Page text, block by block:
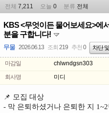
전체 7,211 오늘 0 분류 전체
KBS <무엇이든 물어보세요>에
분을 구합니다!
무물 2026.06.13 조회 219 추천 0 차단
마감일
chlwndgsn303
회사명
미디
📌 모집 대상
- 막 은퇴하셨거나 은퇴한 지